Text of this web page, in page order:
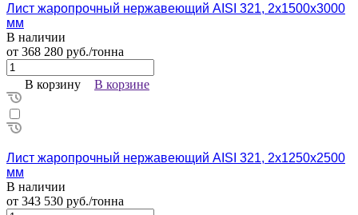
Лист жаропрочный нержавеющий AISI 321, 2х1500х3000
мм
В наличии
от 368 280 руб./тонна
В корзину В корзине
Лист жаропрочный нержавеющий AISI 321, 2х1250х2500
мм
В наличии
от 343 530 руб./тонна